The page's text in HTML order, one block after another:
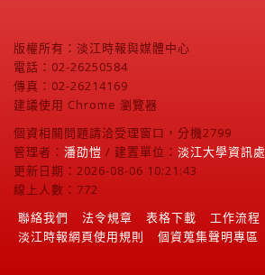
版權所有：淡江時報與媒體中心
電話：02-26250584
傳真：02-26214169
建議使用 Chrome 瀏覽器
個資相關問題請洽受理窗口，分機2799
管理者： 潘劭愷 / 建置單位： 淡江大學資訊處
更新日期：2026-08-06 10:21:43
線上人數：772
聯絡我們
法令規章 表格下載
工作流程
淡江時報網頁使用規則
個資蒐集聲明專區